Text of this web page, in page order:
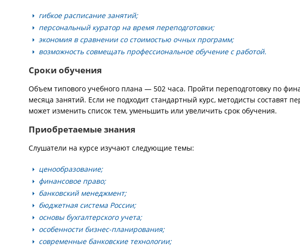
гибкое расписание занятий;
персональный куратор на время переподготовки;
экономия в сравнении со стоимостью очных программ;
возможность совмещать профессиональное обучение с работой.
Сроки обучения
Объем типового учебного плана — 502 часа. Пройти переподготовку по
месяца занятий. Если не подходит стандартный курс, методисты составят
может изменить список тем, уменьшить или увеличить срок обучения.
Приобретаемые знания
Слушатели на курсе изучают следующие темы:
ценообразование;
финансовое право;
банковский менеджмент;
бюджетная система России;
основы бухгалтерского учета;
особенности бизнес-планирования;
современные банковские технологии;